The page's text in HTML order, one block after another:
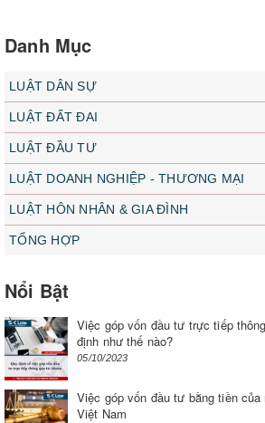
Danh Mục
LUẬT DÂN SỰ
LUẬT ĐẤT ĐAI
LUẬT ĐẦU TƯ
LUẬT DOANH NGHIỆP - THƯƠNG MẠI
LUẬT HÔN NHÂN & GIA ĐÌNH
TỔNG HỢP
Nổi Bật
Việc góp vốn đầu tư trực tiếp
định như thế nào?
05/10/2023
Việc góp vốn đầu tư bằng tiền
Việt Nam